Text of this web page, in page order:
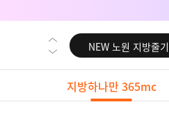
NEW 대전 지방줄
NEW 노원 지방줄
NEW 미국
NEW 부산 지방줄기
지방하나만 365mc